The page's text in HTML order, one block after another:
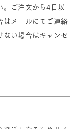
。ご注文から4日以
はメールにてご連絡
ない場合はキャンセ